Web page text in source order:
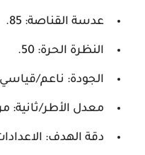
عدسة القناصة: 85.
النظرة الحرة: 50.
الجودة: ناعم/
معدل الأطر/ثانية:
دقة الهدف: